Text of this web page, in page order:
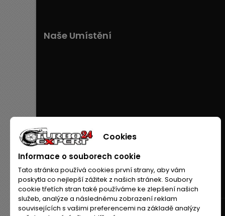
Naše Umístění
Cookies
Informace o souborech cookie
Tato stránka používá cookies první strany, aby vám
poskytla co nejlepší zážitek z našich stránek. Soubory
cookie třetích stran také používáme ke zlepšení našich
služeb, analýze a následnému zobrazení reklam
souvisejících s vašimi preferencemi na základě analýzy